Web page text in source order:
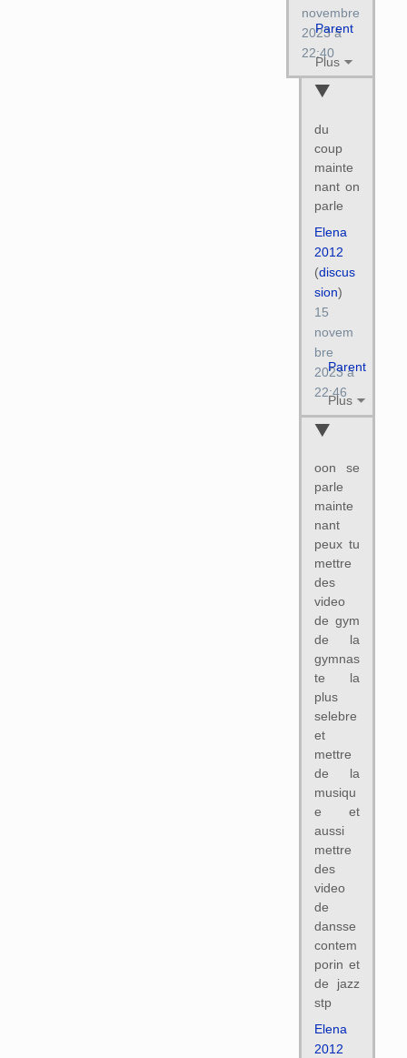
Parent
Plus
novembre
2023 à
22:40
du
coup
mainte
nant on
parle
Parent
Plus
Elena
2012
(discus
sion)
15
novem
bre
2023 à
22:46
oon se
parle
mainte
nant
peux tu
mettre
des
video
de gym
de la
gymnas
te la
plus
selebre
et
mettre
de la
musiqu
e et
aussi
mettre
des
video
de
dansse
contem
porin et
de jazz
stp
Elena
2012